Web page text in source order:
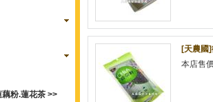
粉.蓮花茶 >>
[天農國
本店售